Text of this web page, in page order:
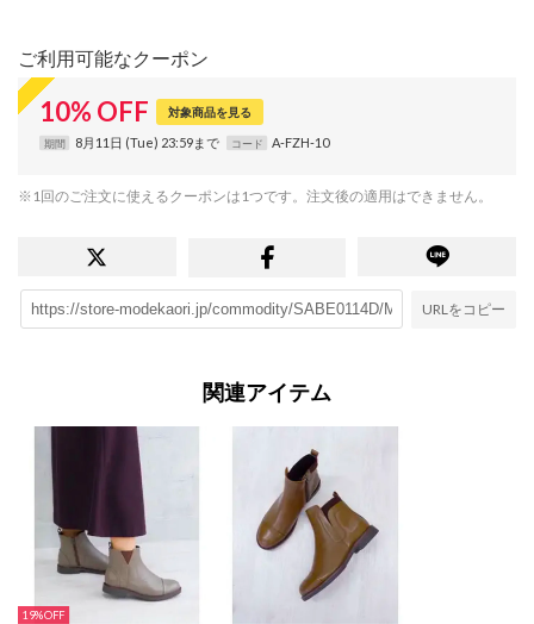
ご利用可能なクーポン
10% OFF 対象商品を見る
期間 8月11日 (Tue) 23:59まで コード A-FZH-10
※1回のご注文に使えるクーポンは1つです。注文後の適用はできません。
URLをコピー
関連アイテム
19%